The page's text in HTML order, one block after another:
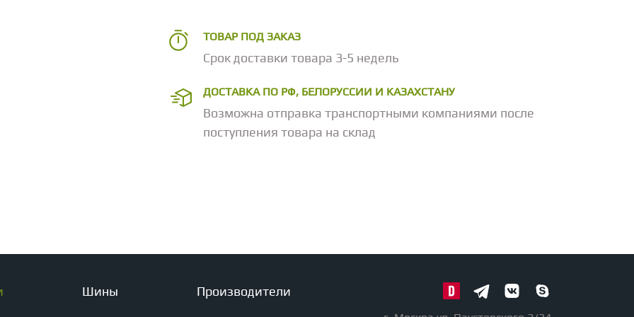
ТОВАР ПОД ЗАКАЗ
Срок доставки товара 3-5 недель
ДОСТАВКА ПО РФ, БЕЛОРУССИИ И КАЗАХСТАНУ
Возможна отправка транспортными компаниями после
поступления товара на склад
Шины
Производители